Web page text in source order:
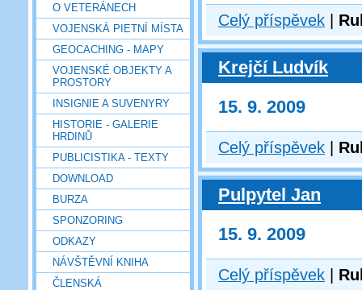
O VETERÁNECH
VOJENSKÁ PIETNÍ MÍSTA
GEOCACHING - MAPY
VOJENSKÉ OBJEKTY A
PROSTORY
INSIGNIE A SUVENYRY
HISTORIE - GALERIE
HRDINŮ
PUBLICISTIKA - TEXTY
DOWNLOAD
BURZA
SPONZORING
ODKAZY
NÁVŠTĚVNÍ KNIHA
ČLENSKÁ
Celý příspěvek
Krejčí Ludvík
15. 9. 2009
Celý příspěvek
Pulpytel Jan
15. 9. 2009
Celý příspěvek